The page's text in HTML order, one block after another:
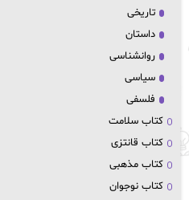
تاریخی
داستان
روانشناسی
سیاسی
فلسفی
کتاب سلامت
کتاب قانتزی
کتاب مذهبی
کتاب نوجوان